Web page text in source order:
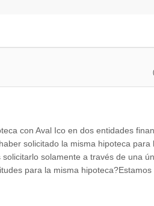
con Aval Ico en dos entidades
solicitado la misma hipoteca para
solamente a través de una
para la misma